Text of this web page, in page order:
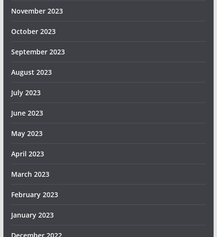
November 2023
October 2023
September 2023
August 2023
July 2023
June 2023
May 2023
April 2023
March 2023
February 2023
January 2023